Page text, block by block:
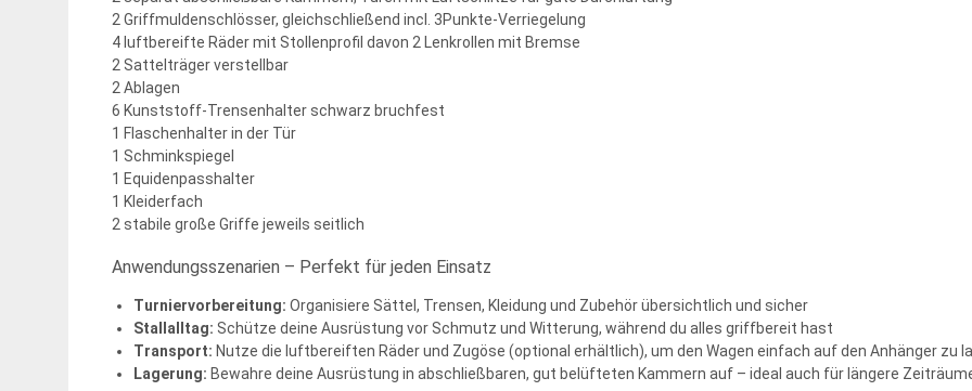
2 Griffmuldenschlösser, gleichschließend incl. 3Punkte-Verriegelung
4 luftbereifte Räder mit Stollenprofil davon 2 Lenkrollen mit Bremse
2 Sattelträger verstellbar
2 Ablagen
6 Kunststoff-Trensenhalter schwarz bruchfest
1 Flaschenhalter in der Tür
1 Schminkspiegel
1 Equidenpasshalter
1 Kleiderfach
2 stabile große Griffe jeweils seitlich
Anwendungsszenarien – Perfekt für jeden Einsatz
Turniervorbereitung: Organisiere Sättel, Trensen, Kleidung und Zubehör übersichtlich und sicher
Stallalltag: Schütze deine Ausrüstung vor Schmutz und Witterung, während du alles griffbereit hast
Transport: Nutze die luftbereiften Räder und Zugöse (optional erhältlich), um den Wagen einfach auf den Anhänger zu
Lagerung: Bewahre deine Ausrüstung in abschließbaren, gut belüfteten Kammern auf – ideal auch für längere